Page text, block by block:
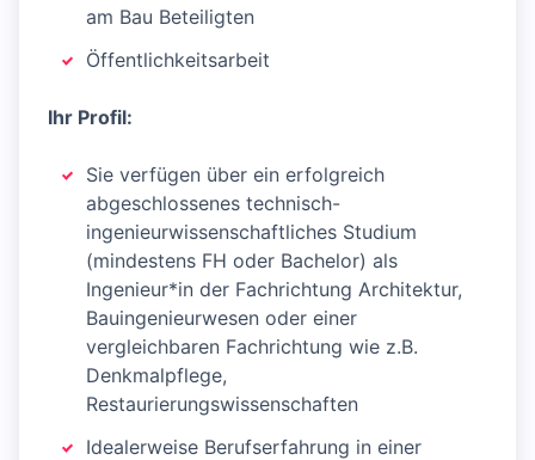
am Bau Beteiligten
Öffentlichkeitsarbeit
Ihr Profil:
Sie verfügen über ein erfolgreich
abgeschlossenes technisch-
ingenieurwissenschaftliches Studium
(mindestens FH oder Bachelor) als
Ingenieur*in der Fachrichtung Architektur,
Bauingenieurwesen oder einer
vergleichbaren Fachrichtung wie z.B.
Denkmalpflege,
Restaurierungswissenschaften
Idealerweise Berufserfahrung in einer